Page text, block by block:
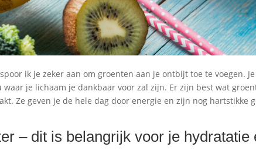
ik je zeker aan om groenten aan je ontbijt toe te voegen. Je
je lichaam je dankbaar voor zal zijn. Er zijn best wat
Ze geven je de hele dag door energie en zijn nog hartstikke
– dit is belangrijk voor je hydratatie